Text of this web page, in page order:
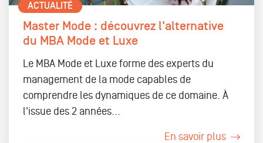
ACTUALITÉ
Master Mode : découvrez l'alternative
du MBA Mode et Luxe
Le MBA Mode et Luxe forme des experts du
management de la mode capables de
comprendre les dynamiques de ce domaine. À
l'issue des 2 années...
En savoir plus